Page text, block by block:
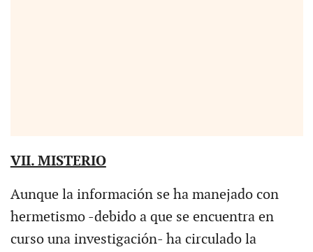
VII. MISTERIO
Aunque la información se ha manejado con
hermetismo -debido a que se encuentra en
curso una investigación- ha circulado la